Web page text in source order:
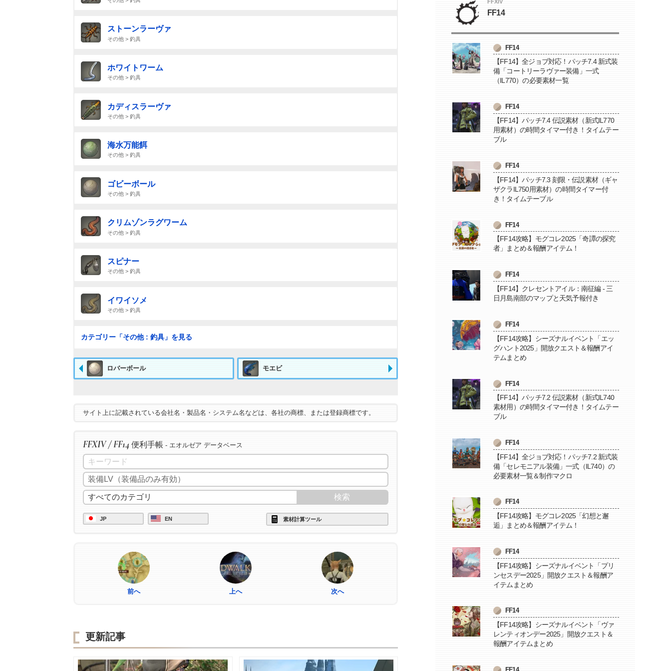
ストーンラーヴァ
その他 > 釣具
ホワイトワーム
その他 > 釣具
カディスラーヴァ
その他 > 釣具
海水万能餌
その他 > 釣具
ゴビーボール
その他 > 釣具
クリムゾンラグワーム
その他 > 釣具
スピナー
その他 > 釣具
イワイソメ
その他 > 釣具
カテゴリー「その他 : 釣具」を見る
ロバーボール モエビ
サイト上に記載されている会社名・製品名・システム名などは、各社の商標、または登録商標です。
FFXIV / FF14 便利手帳 - エオルゼア データベース
JP EN 素材計算ツール
前へ 上へ 次へ
更新記事
FFXIV
FF14
FF14
【FF14】全ジョブ対応！パッチ7.4 新式装
備「コートリーラヴァー装備」一式
（IL770）の必要素材一覧
FF14
【FF14】パッチ7.4 伝説素材（新式IL770
用素材）の時間タイマー付き！タイムテー
ブル
FF14
【FF14】パッチ7.3 刻限・伝説素材（ギャ
ザクラIL750用素材）の時間タイマー付
き！タイムテーブル
FF14
【FF14攻略】モグコレ2025「奇譚の探究
者」まとめ＆報酬アイテム！
FF14
【FF14】クレセントアイル：南征編 - 三
日月島南部のマップと天気予報付き
FF14
【FF14攻略】シーズナルイベント「エッ
グハント2025」開放クエスト＆報酬アイ
テムまとめ
FF14
【FF14】パッチ7.2 伝説素材（新式IL740
素材用）の時間タイマー付き！タイムテー
ブル
FF14
【FF14】全ジョブ対応！パッチ7.2 新式装
備「セレモニアル装備」一式（IL740）の
必要素材一覧＆制作マクロ
FF14
【FF14攻略】モグコレ2025「幻想と邂
逅」まとめ＆報酬アイテム！
FF14
【FF14攻略】シーズナルイベント「プリ
ンセスデー2025」開放クエスト＆報酬ア
イテムまとめ
FF14
【FF14攻略】シーズナルイベント「ヴァ
レンティオンデー2025」開放クエスト＆
報酬アイテムまとめ